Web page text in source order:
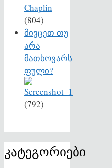
(804)
მივცეთ თუ
არა
მათხოვარს
ფული?
(792)
კატეგორიები